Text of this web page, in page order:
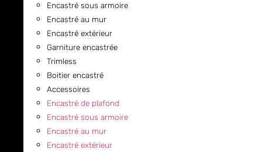
Encastré sous armoire
Encastré au mur
Encastré extérieur
Garniture encastrée
Trimless
Boitier encastré
Accessoires
Encastré de plafond
Encastré sous armoire
Encastré au mur
Encastré extérieur